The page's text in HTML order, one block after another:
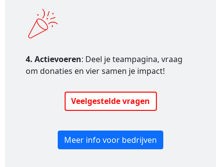
4. Actievoeren: Deel je teampagina, vraag
om donaties en vier samen je impact!
Veelgestelde vragen
Meer info voor bedrijven